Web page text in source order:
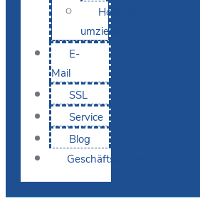
Hosting
umziehen
E-
Mail
SSL
Service
Blog
Geschäftskunden